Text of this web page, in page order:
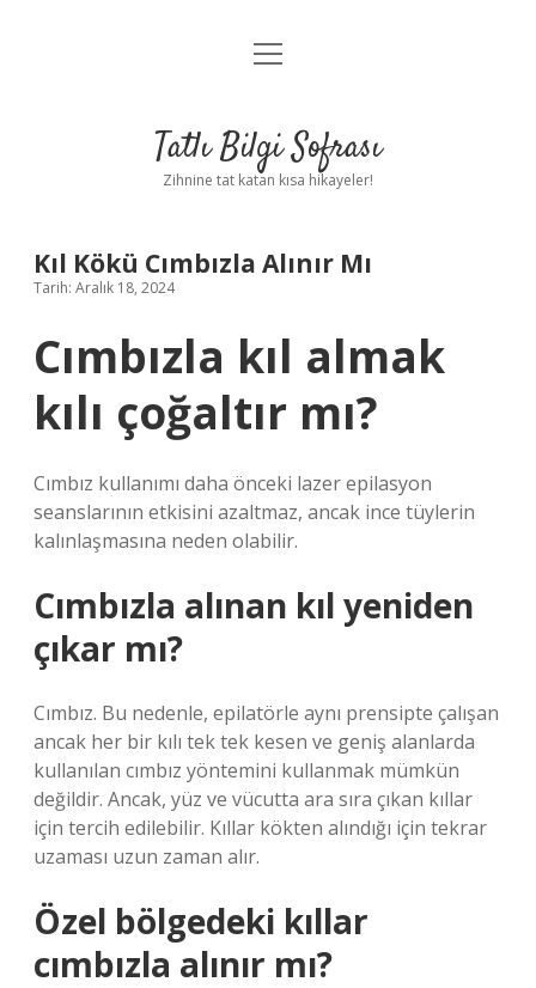
Anasayfa
Yasal Uyarı
menüyü
Tatlı Bilgi Sofrası
Zihnine tat katan kısa hikayeler!
Kıl Kökü Cımbızla Alınır Mı
Tarih: Aralık 18, 2024
Cımbızla kıl almak
kılı çoğaltır mı?
Cımbız kullanımı daha önceki lazer epilasyon
seanslarının etkisini azaltmaz, ancak ince tüylerin
kalınlaşmasına neden olabilir.
Cımbızla alınan kıl yeniden
çıkar mı?
Cımbız. Bu nedenle, epilatörle aynı prensipte çalışan
ancak her bir kılı tek tek kesen ve geniş alanlarda
kullanılan cımbız yöntemini kullanmak mümkün
değildir. Ancak, yüz ve vücutta ara sıra çıkan kıllar
için tercih edilebilir. Kıllar kökten alındığı için tekrar
uzaması uzun zaman alır.
Özel bölgedeki kıllar
cımbızla alınır mı?